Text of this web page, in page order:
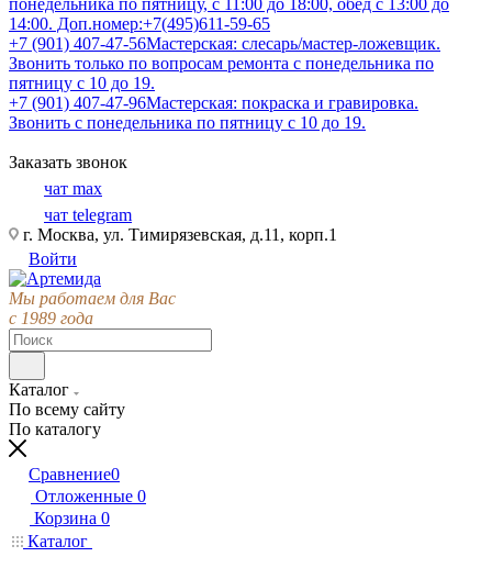
понедельника по пятницу, с 11:00 до 18:00, обед с 13:00 до
14:00. Доп.номер:+7(495)611-59-65
+7 (901) 407-47-56Мастерская: слесарь/мастер-ложевщик.
Звонить только по вопросам ремонта с понедельника по
пятницу с 10 до 19.
+7 (901) 407-47-96Мастерская: покраска и гравировка.
Звонить с понедельника по пятницу с 10 до 19.
Заказать звонок
чат max
чат telegram
г. Москва, ул. Тимирязевская, д.11, корп.1
Войти
Мы работаем для Вас
с 1989 года
Каталог
По всему сайту
По каталогу
Сравнение0
Отложенные 0
Корзина 0
Каталог